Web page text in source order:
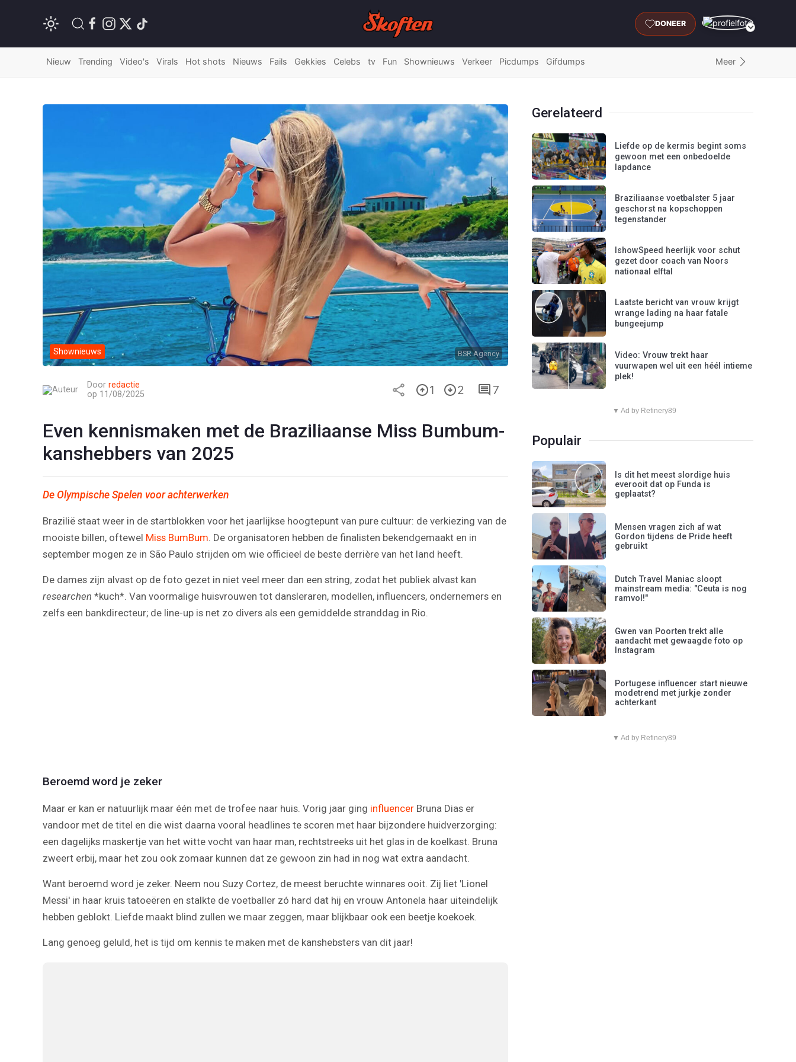
DONEER
Nieuw Trending Video's Virals Hot shots Nieuws Fails Gekkies Celebs tv Fun Shownieuws Verkeer Picdumps Gifdumps Meer
Shownieuws BSR Agency
Door redactie
op 11/08/2025
1 2 7
Even kennismaken met de Braziliaanse Miss Bumbum-
kanshebbers van 2025
De Olympische Spelen voor achterwerken
Brazilië staat weer in de startblokken voor het jaarlijkse hoogtepunt van pure cultuur: de verkiezing van de
mooiste billen, oftewel Miss BumBum. De organisatoren hebben de finalisten bekendgemaakt en in
september mogen ze in São Paulo strijden om wie officieel de beste derrière van het land heeft.
De dames zijn alvast op de foto gezet in niet veel meer dan een string, zodat het publiek alvast kan
researchen *kuch*. Van voormalige huisvrouwen tot dansleraren, modellen, influencers, ondernemers en
zelfs een bankdirecteur; de line-up is net zo divers als een gemiddelde stranddag in Rio.
Video
Beroemd word je zeker
Maar er kan er natuurlijk maar één met de trofee naar huis. Vorig jaar ging influencer Bruna Dias er
vandoor met de titel en die wist daarna vooral headlines te scoren met haar bijzondere huidverzorging:
een dagelijks maskertje van het witte vocht van haar man, rechtstreeks uit het glas in de koelkast. Bruna
zweert erbij, maar het zou ook zomaar kunnen dat ze gewoon zin had in nog wat extra aandacht.
Want beroemd word je zeker. Neem nou Suzy Cortez, de meest beruchte winnares ooit. Zij liet 'Lionel
Messi' in haar kruis tatoeëren en stalkte de voetballer zó hard dat hij en vrouw Antonela haar uiteindelijk
hebben geblokt. Liefde maakt blind zullen we maar zeggen, maar blijkbaar ook een beetje koekoek.
Lang genoeg geluld, het is tijd om kennis te maken met de kanshebsters van dit jaar!
Gerelateerd
Liefde op de kermis begint soms
gewoon met een onbedoelde
lapdance
Braziliaanse voetbalster 5 jaar
geschorst na kopschoppen
tegenstander
IshowSpeed heerlijk voor schut
gezet door coach van Noors
nationaal elftal
Laatste bericht van vrouw krijgt
wrange lading na haar fatale
bungeejump
Video: Vrouw trekt haar
vuurwapen wel uit een héél intieme
plek!
▼ Ad by Refinery89
Populair
Is dit het meest slordige huis
everooit dat op Funda is
geplaatst?
Mensen vragen zich af wat
Gordon tijdens de Pride heeft
gebruikt
Dutch Travel Maniac sloopt
mainstream media: "Ceuta is nog
ramvol!"
Gwen van Poorten trekt alle
aandacht met gewaagde foto op
Instagram
Portugese influencer start nieuwe
modetrend met jurkje zonder
achterkant
▼ Ad by Refinery89